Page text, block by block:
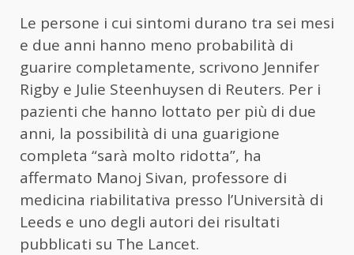
Le persone i cui sintomi durano tra sei mesi
e due anni hanno meno probabilità di
guarire completamente, scrivono Jennifer
Rigby e Julie Steenhuysen di Reuters. Per i
pazienti che hanno lottato per più di due
anni, la possibilità di una guarigione
completa “sarà molto ridotta”, ha
affermato Manoj Sivan, professore di
medicina riabilitativa presso l’Università di
Leeds e uno degli autori dei risultati
pubblicati su The Lancet.